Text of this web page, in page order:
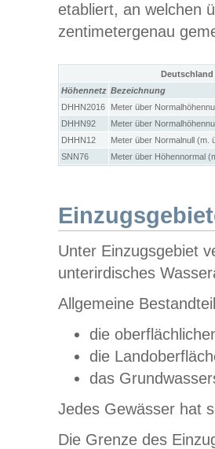
etabliert, an welchen
zentimetergenau
Höhennetz Bezeichnung
DHHN2016
Meter über
DHHN92
Meter über
DHHN12
Meter über Normalnull (m.
SNN76
Meter über Höhennormal
Unter Einzugsgebiet
unterirdisches
Allgemeine
die
die
das
Jedes Gewässer hat
Die Grenze des